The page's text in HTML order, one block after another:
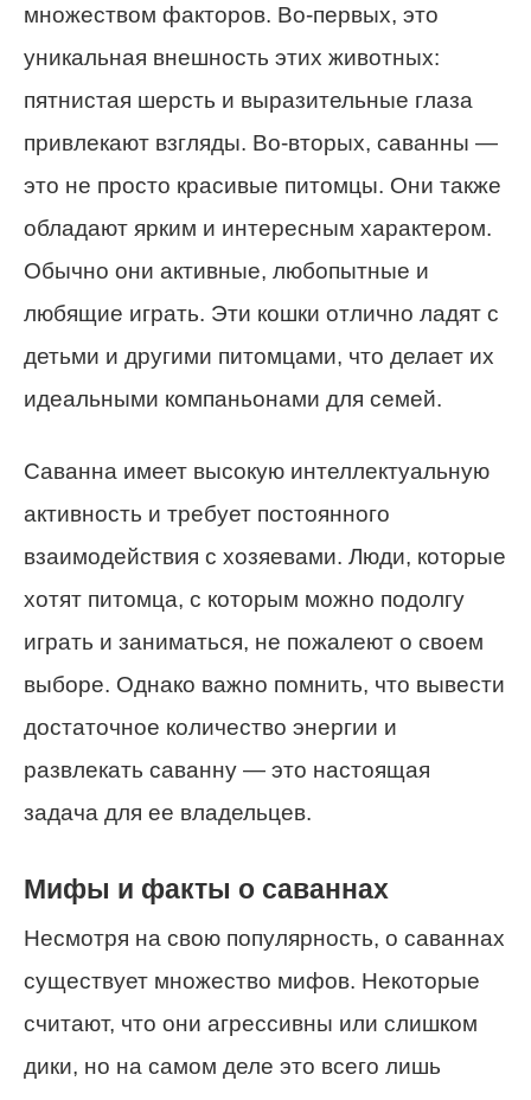
множеством факторов. Во-первых, это
уникальная внешность этих животных:
пятнистая шерсть и выразительные глаза
привлекают взгляды. Во-вторых, саванны —
это не просто красивые питомцы. Они также
обладают ярким и интересным характером.
Обычно они активные, любопытные и
любящие играть. Эти кошки отлично ладят с
детьми и другими питомцами, что делает их
идеальными компаньонами для семей.
Саванна имеет высокую интеллектуальную
активность и требует постоянного
взаимодействия с хозяевами. Люди, которые
хотят питомца, с которым можно подолгу
играть и заниматься, не пожалеют о своем
выборе. Однако важно помнить, что вывести
достаточное количество энергии и
развлекать саванну — это настоящая
задача для ее владельцев.
Мифы и факты о саваннах
Несмотря на свою популярность, о саваннах
существует множество мифов. Некоторые
считают, что они агрессивны или слишком
дики, но на самом деле это всего лишь